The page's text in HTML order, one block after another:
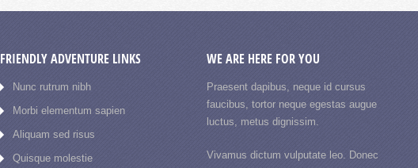
FRIENDLY ADVENTURE LINKS
Nunc rutrum nibh
Morbi elementum sapien
Aliquam sed risus
Quisque molestie
WE ARE HERE FOR YOU
Praesent dapibus, neque id cursus
faucibus, tortor neque egestas augue
luctus, metus dignissim.
Vivamus dictum vulputate leo. Donec